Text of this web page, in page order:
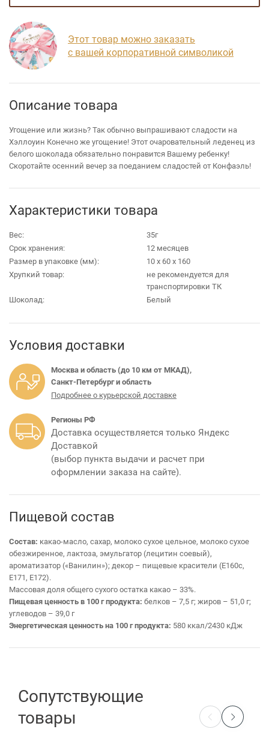
Этот товар можно заказать
с вашей корпоративной символикой
Описание товара
Угощение или жизнь? Так обычно выпрашивают сладости на
Хэллоуин Конечно же угощение! Этот очаровательный леденец из
белого шоколада обязательно понравится Вашему ребенку!
Скоротайте осенний вечер за поеданием сладостей от Конфаэль!
Характеристики товара
Вес:
35г
Срок хранения:
12 месяцев
Размер в упаковке (мм):
10 х 60 х 160
Хрупкий товар:
не рекомендуется для
транспортировки ТК
Шоколад:
Белый
Условия доставки
Москва и область (до 10 км от МКАД),
Санкт-Петербург и область
Подробнее о курьерской доставке
Регионы РФ
Доставка осуществляется только Яндекс
Доставкой
(выбор пункта выдачи и расчет при
оформлении заказа на сайте).
Пищевой состав
Состав: какао-масло, сахар, молоко сухое цельное, молоко сухое
обезжиренное, лактоза, эмульгатор (лецитин соевый),
ароматизатор («Ванилин»); декор – пищевые красители (Е160с,
Е171, Е172).
Массовая доля общего сухого остатка какао – 33%.
Пищевая ценность в 100 г продукта: белков – 7,5 г; жиров – 51,0 г;
углеводов – 39,0 г
Энергетическая ценность на 100 г продукта: 580 ккал/2430 кДж
Сопутствующие
товары